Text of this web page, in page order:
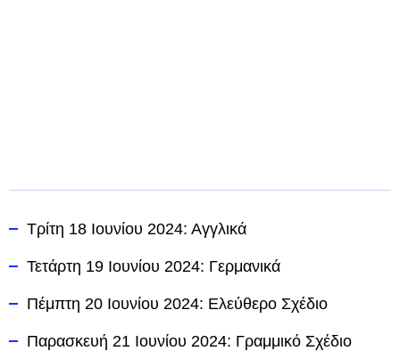
Τρίτη 18 Ιουνίου 2024: Αγγλικά
Τετάρτη 19 Ιουνίου 2024: Γερμανικά
Πέμπτη 20 Ιουνίου 2024: Ελεύθερο Σχέδιο
Παρασκευή 21 Ιουνίου 2024: Γραμμικό Σχέδιο